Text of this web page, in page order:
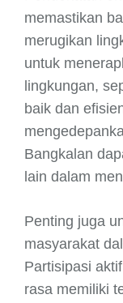
memastikan
merugikan
untuk
lingkungan,
baik dan
Bangkalan
lain dalam
Penting juga
masyarakat
Partisipasi
rasa memiliki